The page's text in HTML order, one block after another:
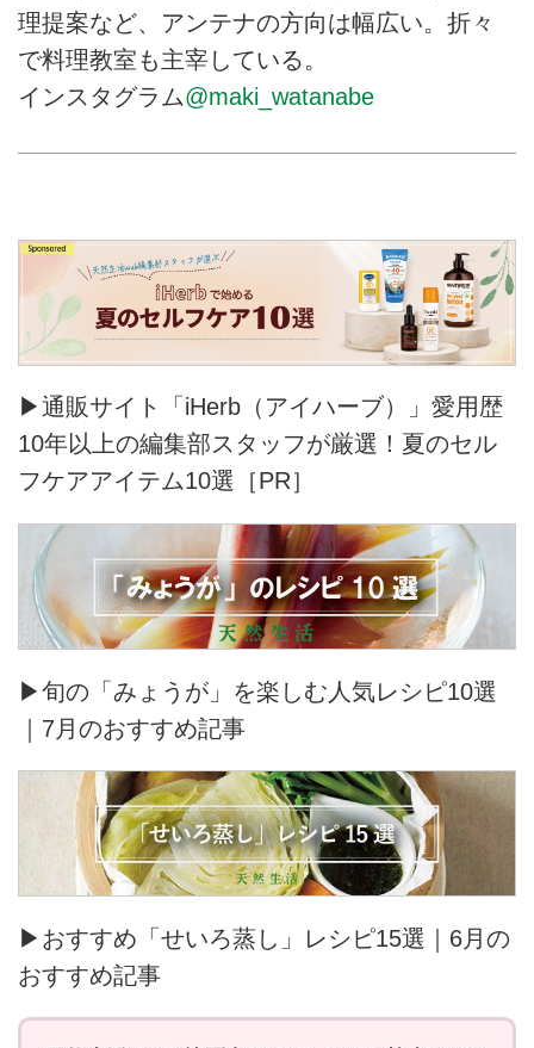
理提案など、アンテナの方向は幅広い。折々
で料理教室も主宰している。
インスタグラム@maki_watanabe
▶通販サイト「iHerb（アイハーブ）」愛用歴
10年以上の編集部スタッフが厳選！夏のセル
フケアアイテム10選［PR］
▶旬の「みょうが」を楽しむ人気レシピ10選
｜7月のおすすめ記事
▶おすすめ「せいろ蒸し」レシピ15選｜6月の
おすすめ記事